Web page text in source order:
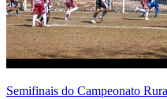
Semifinais do Campeonato